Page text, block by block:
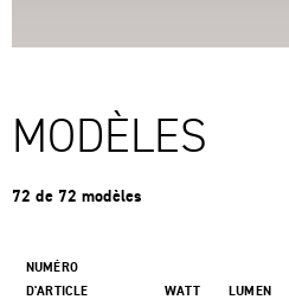
MODÈLES
72 de 72 modèles
NUMÉRO
D'ARTICLE
WATT LUMEN